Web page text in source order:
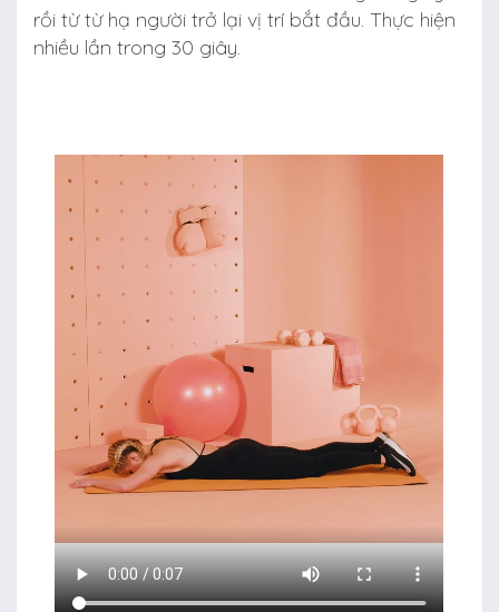
rồi từ từ hạ người trở lại vị trí bắt đầu. Thực hiện
nhiều lần trong 30 giây.